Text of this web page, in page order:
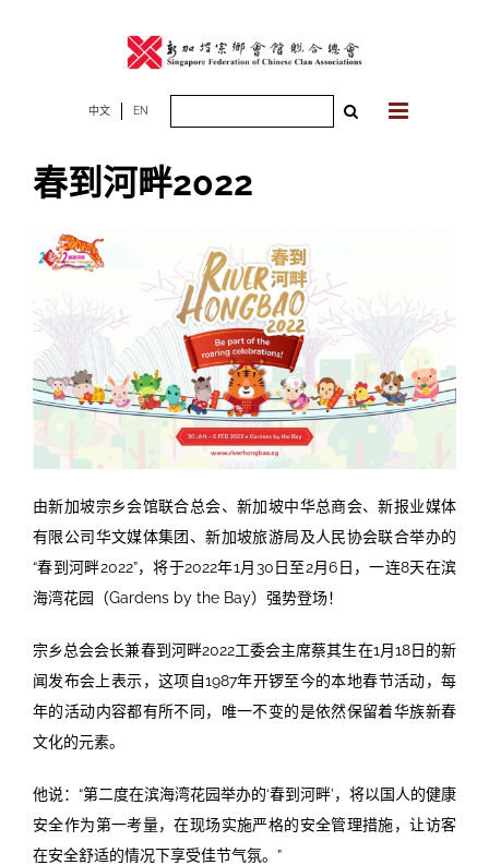
中文 EN
春到河畔2022
由新加坡宗乡会馆联合总会、新加坡中华总商会、新报业媒体
有限公司华文媒体集团、新加坡旅游局及人民协会联合举办的
“春到河畔2022”，将于2022年1月30日至2月6日，一连8天在滨
海湾花园（Gardens by the Bay）强势登场！
宗乡总会会长兼春到河畔2022工委会主席蔡其生在1月18日的新
闻发布会上表示，这项自1987年开锣至今的本地春节活动，每
年的活动内容都有所不同，唯一不变的是依然保留着华族新春
文化的元素。
他说：“第二度在滨海湾花园举办的‘春到河畔’，将以国人的健康
安全作为第一考量，在现场实施严格的安全管理措施，让访客
在安全舒适的情况下享受佳节气氛。”